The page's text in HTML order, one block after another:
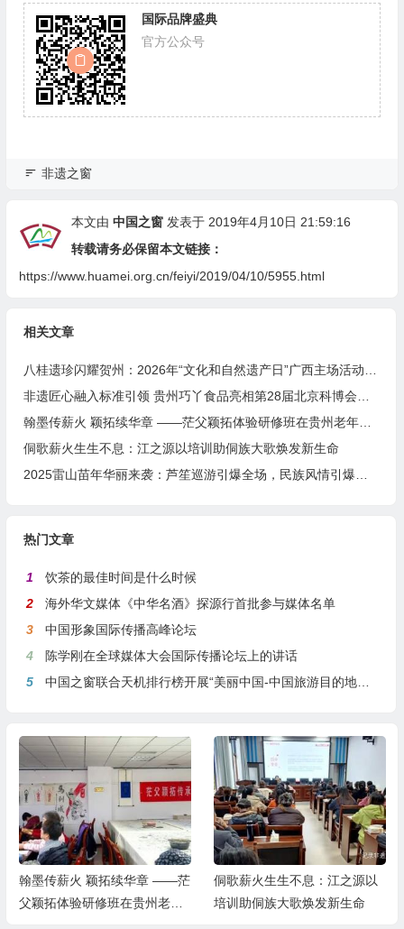
国际品牌盛典
官方公众号
非遗之窗
本文由 中国之窗发表于 2019年4月10日 21:59:16
转载请务必保留本文链接：
https://www.huamei.org.cn/feiyi/2019/04/10/5955.html
相关文章
八桂遗珍闪耀贺州：2026年“文化和自然遗产日”广西主场活动精彩启幕
非遗匠心融入标准引领 贵州巧丫食品亮相第28届北京科博会药食同源产业科技发展大会
翰墨传薪火 颖拓续华章 ——茫父颖拓体验研修班在贵州老年大学成功举办
侗歌薪火生生不息：江之源以培训助侗族大歌焕发新生命
2025雷山苗年华丽来袭：芦笙巡游引爆全场，民族风情引爆社交媒体
热门文章
1
饮茶的最佳时间是什么时候
2
海外华文媒体《中华名酒》探源行首批参与媒体名单
3
中国形象国际传播高峰论坛
4
陈学刚在全球媒体大会国际传播论坛上的讲话
5
中国之窗联合天机排行榜开展“美丽中国-中国旅游目的地全球推介行动”
翰墨传薪火 颖拓续华章 ——茫
父颖拓体验研修班在贵州老年
侗歌薪火生生不息：江之源以
培训助侗族大歌焕发新生命